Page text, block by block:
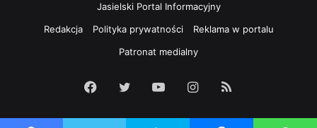
Jasielski Portal Informacyjny
Redakcja
Polityka prywatności
Reklama w portalu
Patronat medialny
Facebook
Twitter YouTubeInstagram